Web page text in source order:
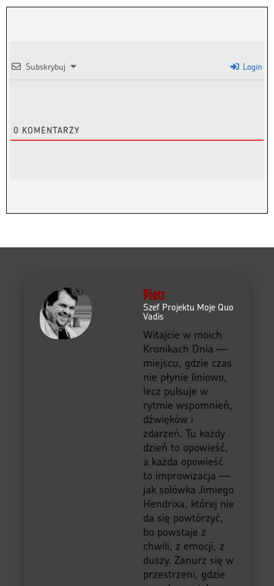
Subskrybuj Login
0 KOMENTARZY
Piotr
Szef Projektu Moje Quo
Vadis
Witajcie w moich
Kronikach Dnia —
miejscu, gdzie czas
nie płynie liniowo,
lecz pulsuje w
rytmie wspomnień,
dźwięków i
zdarzeń. Tu każdy
dzień to opowieść,
a każda opowieść
to improwizacja —
jak solówka Jimiego
Hendrixa, której nie
da się powtórzyć,
bo powstaje z
chwili, z emocji, z
duszy. Zanurz się w
przestrzeni, gdzie